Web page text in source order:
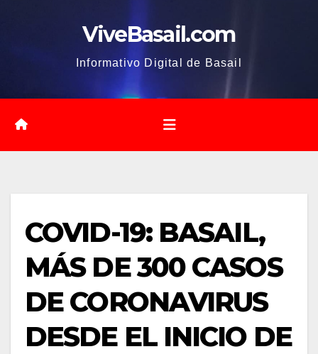
ViveBasail.com
Informativo Digital de Basail
COVID-19: BASAIL,
MÁS DE 300 CASOS
DE CORONAVIRUS
DESDE EL INICIO DE